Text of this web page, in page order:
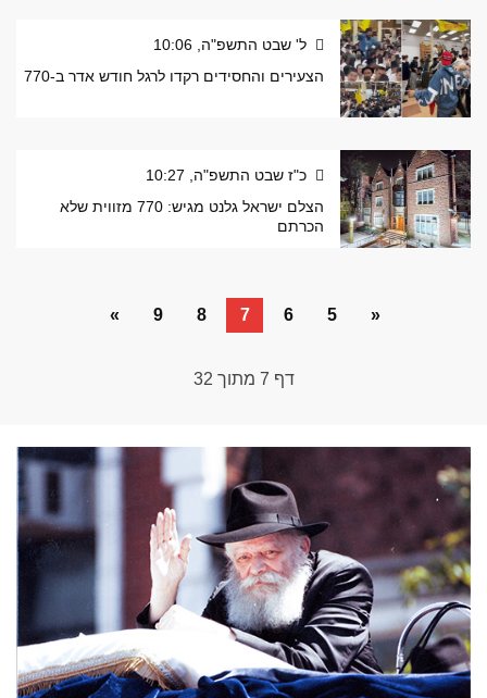
ל' שבט התשפ"ה, 10:06
הצעירים והחסידים רקדו לרגל חודש אדר ב-770
כ"ז שבט התשפ"ה, 10:27
הצלם ישראל גלנט מגיש: 770 מזווית שלא
הכרתם
«
5
6
7
8
9
»
דף 7 מתוך 32